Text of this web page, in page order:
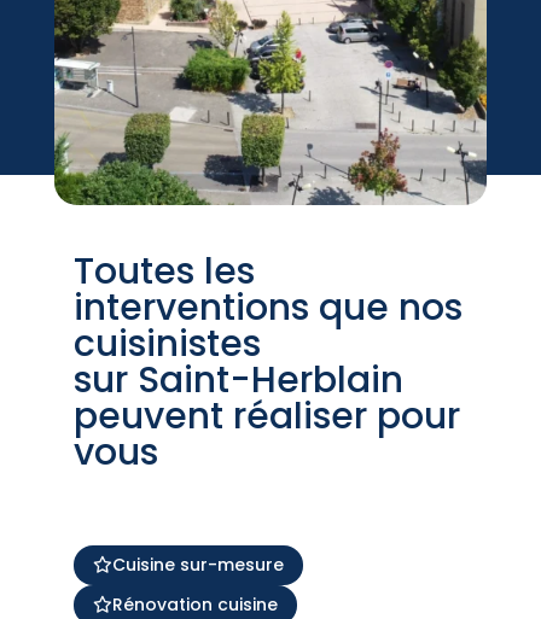
Toutes les
interventions que nos
cuisinistes
sur Saint-Herblain
peuvent réaliser pour
vous
Cuisine sur-mesure
Rénovation cuisine